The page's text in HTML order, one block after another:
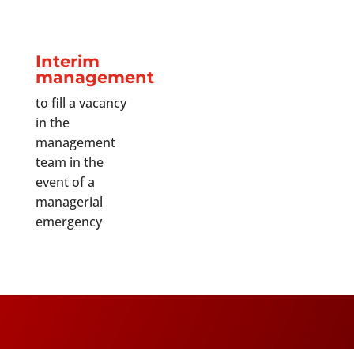
Interim
management
to fill a vacancy
in the
management
team in the
event of a
managerial
emergency